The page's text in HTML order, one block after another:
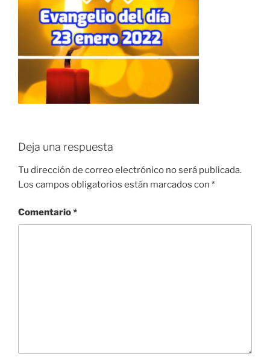
Deja una respuesta
Tu dirección de correo electrónico no será publicada.
Los campos obligatorios están marcados con *
Comentario*